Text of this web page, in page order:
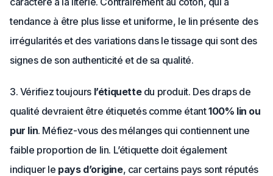
tendance à être plus lisse et uniforme, le lin présente des
irrégularités et des variations dans le tissage qui sont des
signes de son authenticité et de sa qualité.
3. Vérifiez toujours l’étiquettedu produit. Des draps de
qualité devraient être étiquetés comme étant100% lin ou
pur lin. Méfiez-vous des mélanges qui contiennent une
faible proportion de lin. L’étiquette doit également
indiquer le pays d’origine, car certains pays sont réputés